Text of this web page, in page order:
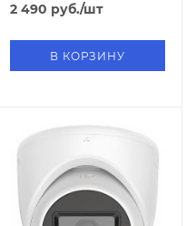
2 490 руб./шт
В КОРЗИНУ